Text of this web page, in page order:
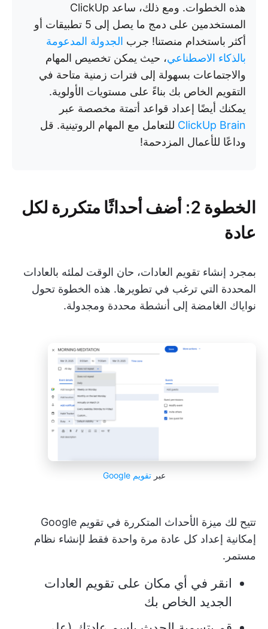
هذه الخطوات. ومع ذلك، ساعد ClickUp
المستخدمين على دمج ما يصل إلى 5 تطبيقات أو
أكثر باستخدام منصتنا! جرب الجدولة المدعومة
بالذكاء الاصطناعي، حيث يمكن تخصيص المهام
والاجتماعات بسهولة إلى فترات زمنية متاحة في
التقويم الخاص بك بناءً على مستويات الأولوية.
يمكنك أيضًا إعداد قواعد أتمتة مخصصة عبر
ClickUp Brain للتعامل مع المهام الروتينية. قل
وداعًا للأعمال المزدحمة!
الخطوة 2: أضف أحداثًا متكررة لكل
عادة
بمجرد إنشاء تقويم العادات، حان الوقت لملئه بالعادات
المحددة التي ترغب في تطويرها. هذه الخطوة تحول
نواياك الغامضة إلى أنشطة محددة ومجدولة.
عبرتقويم Google
تتيح لك ميزة الأحداث المتكررة في تقويم Google
إمكانية إعداد كل عادة مرة واحدة فقط لإنشاء نظام
مستمر.
انقر في أي مكان على تقويم العادات
الجديد الخاص بك